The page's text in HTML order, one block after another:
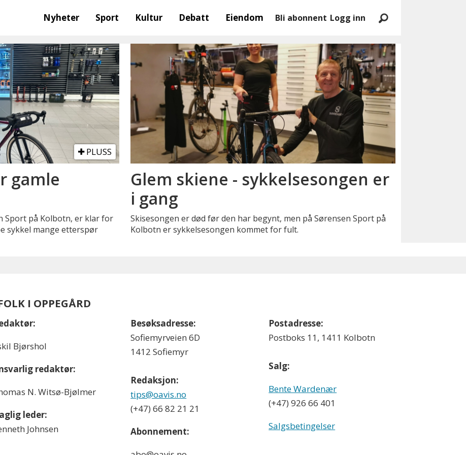
Nyheter Sport Kultur Debatt Eiendom Bli abonnent Logg inn
PLUSS
gamle
Sport på Kolbotn, er klar for
sykkel mange etterspør
Glem skiene - sykkelsesongen er
i gang
Skisesongen er død før den har begynt, men på Sørensen Sport på
Kolbotn er sykkelsesongen kommet for fult.
I OPPEGÅRD
Bjørshol
redaktør:
N. Witsø-Bjølmer
leder:
Johnsen
Besøksadresse:
Sofiemyrveien 6D
1412 Sofiemyr
Redaksjon:
tips@oavis.no
(+47) 66 82 21 21
Abonnement:
Postadresse:
Postboks 11, 1411 Kolbotn
Salg:
Bente Wardenær
(+47) 926 66 401
Salgsbetingelser